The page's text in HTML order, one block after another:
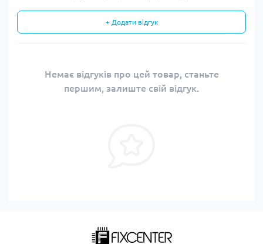
+ Додати відгук
Немає відгуків про цей товар, станьте
першим, залиште свій відгук.